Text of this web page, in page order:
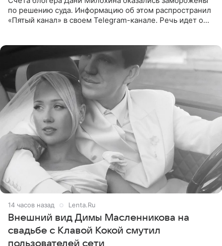
по решению суда. Информацию об этом распространил
«Пятый канал» в своем Telegram-канале. Речь идет о
14 часов назад Lenta.Ru
Внешний вид Димы Масленникова на
свадьбе с Клавой Кокой смутил
пользователей сети